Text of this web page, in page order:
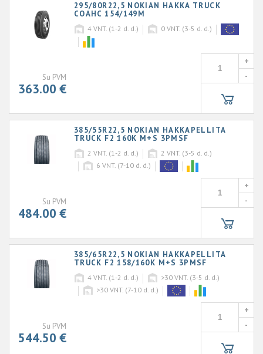
295/80R22,5 NOKIAN HAKKA TRUCK
COAHC 154/149M
4 VNT. (1-2 d. d.) 0 VNT. (3-5 d. d.)
Su PVM
363.00 €
+
-
385/55R22,5 NOKIAN HAKKAPELLITA
TRUCK F2 160K M+S 3PMSF
2 VNT. (1-2 d. d.) 2 VNT. (3-5 d. d.)
6 VNT. (7-10 d. d.)
Su PVM
484.00 €
+
-
385/65R22,5 NOKIAN HAKKAPELLITA
TRUCK F2 158/160K M+S 3PMSF
4 VNT. (1-2 d. d.) >30 VNT. (3-5 d. d.)
>30 VNT. (7-10 d. d.)
Su PVM
544.50 €
+
-